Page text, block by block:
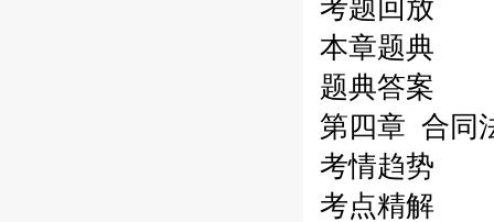
考题回放
本章题典
题典答案
第四章 合同
考情趋势
考点精解